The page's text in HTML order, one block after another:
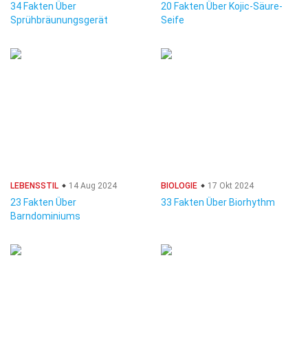
34 Fakten Über
Sprühbräunungsgerät
20 Fakten Über Kojic-Säure-
Seife
LEBENSSTIL 14 Aug 2024
23 Fakten Über
Barndominiums
BIOLOGIE 17 Okt 2024
33 Fakten Über Biorhythm